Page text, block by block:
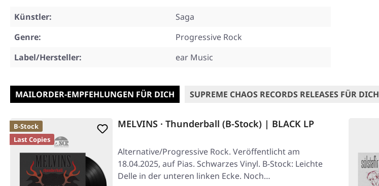
Künstler:
Saga
Genre:
Progressive Rock
Label/Hersteller:
ear Music
MAILORDER-EMPFEHLUNGEN FÜR DICH SUPREME CHAOS RECORDS RELEASES FÜR DICH
B-Stock
Last Copies
MELVINS · Thunderball (B-Stock) | BLACK LP
Alternative/Progressive Rock. Veröffentlicht am
18.04.2025, auf Pias. Schwarzes Vinyl. B-Stock: Leichte
Delle in der unteren linken Ecke. Noch…